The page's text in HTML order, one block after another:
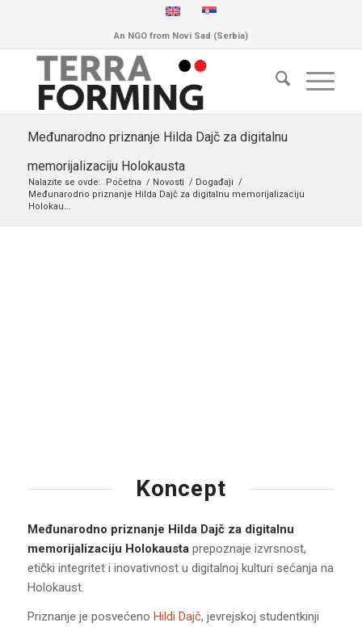
An NGO from Novi Sad (Serbia)
Međunarodno priznanje Hilda Dajč za digitalnu
memorijalizaciju Holokausta
Nalazite se ovde: Početna / Novosti / Događaji /
Međunarodno priznanje Hilda Dajč za digitalnu memorijalizaciju
Holokau...
Koncept
Međunarodno priznanje Hilda Dajč za digitalnu
memorijalizaciju Holokaustaprepoznaje izvrsnost,
etički integritet i inovativnost u digitalnoj kulturi sećanja na
Holokaust.
Priznanje je posvećeno Hildi Dajč, jevrejskoj studentkinji